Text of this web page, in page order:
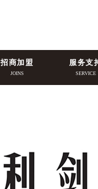
招商加盟
JOINS
服务支
SERVICE